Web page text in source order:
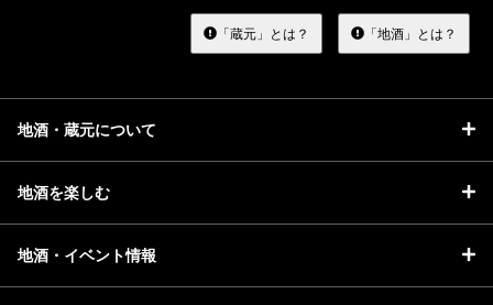
る
「蔵元」とは？ 「地酒」とは？
地酒・蔵元について
地酒を楽しむ
地酒・イベント情報